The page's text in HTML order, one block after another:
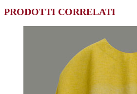
PRODOTTI CORRELATI